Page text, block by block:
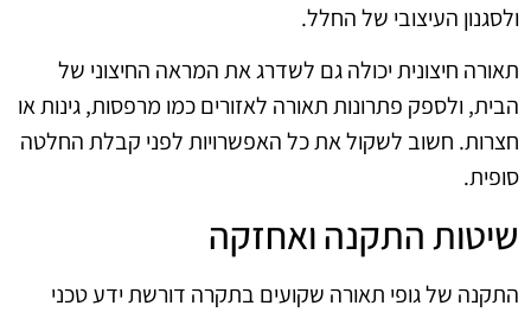
ולסגנון העיצובי של החלל.
תאורה חיצונית יכולה גם לשדרג את המראה החיצוני של
הבית, ולספק פתרונות תאורה לאזורים כמו מרפסות, גינות או
חצרות. חשוב לשקול את כל האפשרויות לפני קבלת החלטה
סופית.
שיטות התקנה ואחזקה
התקנה של גופי תאורה שקועים בתקרה דורשת ידע טכני